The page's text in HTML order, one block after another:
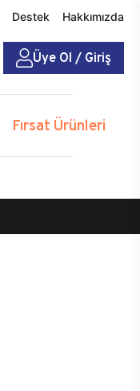
Destek Hakkımızda
Üye Ol / Giriş
Fırsat Ürünleri